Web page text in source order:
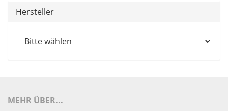
Hersteller
MEHR ÜBER...